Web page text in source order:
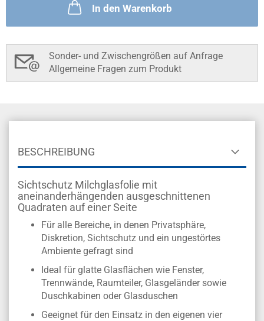
In den Warenkorb
Sonder- und Zwischengrößen auf Anfrage
Allgemeine Fragen zum Produkt
BESCHREIBUNG
Sichtschutz Milchglasfolie mit
aneinanderhängenden ausgeschnittenen
Quadraten auf einer Seite
Für alle Bereiche, in denen Privatsphäre,
Diskretion, Sichtschutz und ein ungestörtes
Ambiente gefragt sind
Ideal für glatte Glasflächen wie Fenster,
Trennwände, Raumteiler, Glasgeländer sowie
Duschkabinen oder Glasduschen
Geeignet für den Einsatz in den eigenen vier